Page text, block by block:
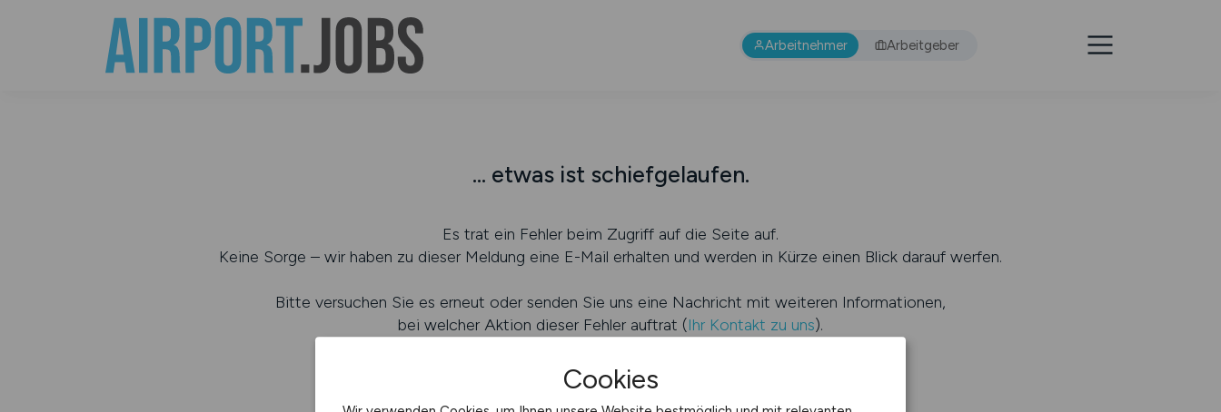
Arbeitnehmer Arbeitgeber
... etwas ist schiefgelaufen.
Es trat ein Fehler beim Zugriff auf die Seite auf.
Keine Sorge – wir haben zu dieser Meldung eine E-Mail erhalten und werden in Kürze einen Blick darauf werfen.
Bitte versuchen Sie es erneut oder senden Sie uns eine Nachricht mit weiteren Informationen,
bei welcher Aktion dieser Fehler auftrat (Ihr Kontakt zu uns).
Cookies